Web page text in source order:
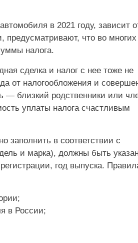
в 2021 году, зависит
предусматривают, что во многих
налога.
сделка и налог с нее тоже не
от налогообложения и
— близкий родственники или
уплаты налога счастливым
заполнить в соответствии с
и марка), должны быть
год выпуска.
в России;